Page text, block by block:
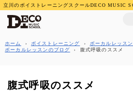
立川のボイストレーニングスクールDECO MUSIC
ホーム › ボイストレーニング › ボーカルレッスン
ボーカルレッスンのブログ
› 腹式呼吸のススメ
腹式呼吸のススメ